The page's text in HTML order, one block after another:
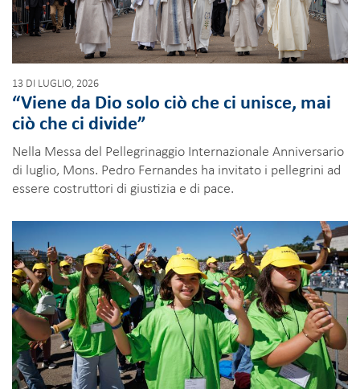
13 DI LUGLIO, 2026
“Viene da Dio solo ciò che ci unisce, mai
ciò che ci divide”
Nella Messa del Pellegrinaggio Internazionale Anniversario
di luglio, Mons. Pedro Fernandes ha invitato i pellegrini ad
essere costruttori di giustizia e di pace.